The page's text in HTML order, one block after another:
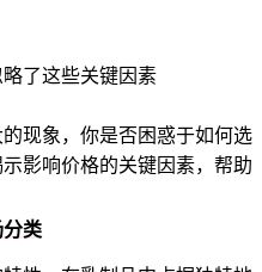
了这些关键因素
现象，你是否困惑于如何选
影响价格的关键因素，帮助
类